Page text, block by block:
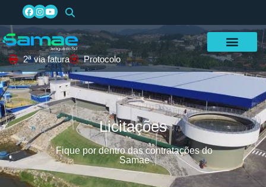
2ª via fatura Protocolo
Licitações
Fique por dentro das contratações do
Samae